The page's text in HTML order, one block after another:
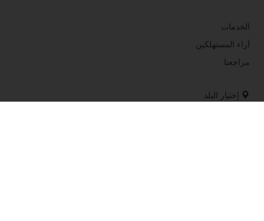
الخدمات
آراء المستهلكين
مراجعنا
إختيار البلد